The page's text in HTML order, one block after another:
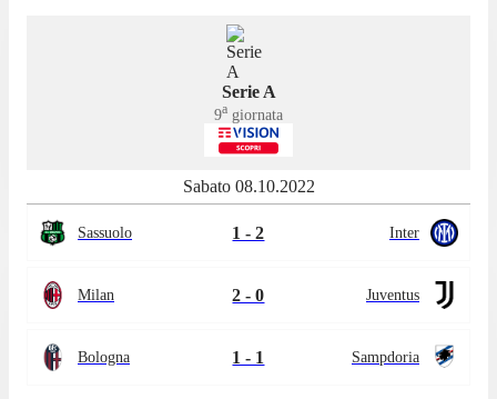
Serie A
9a giornata
Sabato 08.10.2022
Sassuolo 1 - 2 Inter
Milan 2 - 0 Juventus
Bologna 1 - 1 Sampdoria